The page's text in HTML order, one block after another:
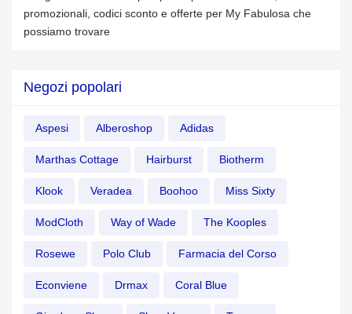
promozionali, codici sconto e offerte per My Fabulosa che
possiamo trovare
Negozi popolari
Aspesi Alberoshop Adidas
Marthas Cottage Hairburst Biotherm
Klook Veradea Boohoo Miss Sixty
ModCloth Way of Wade The Kooples
Rosewe Polo Club Farmacia del Corso
Econviene Drmax Coral Blue